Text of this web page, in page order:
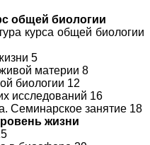
общей биологии
курса общей биологии
5
материи 8
биологии 12
исследований 16
Семинарское занятие 18
жизни